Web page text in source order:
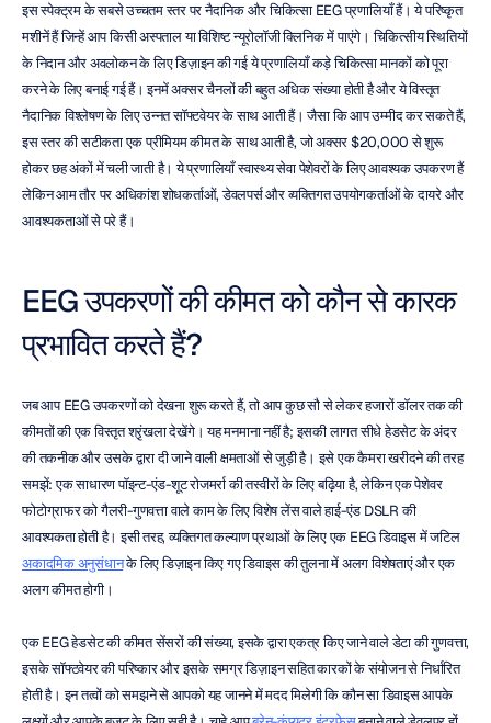
इस स्पेक्ट्रम के सबसे उच्चतम स्तर पर नैदानिक और चिकित्सा EEG प्रणालियाँ हैं। ये परिष्कृत
मशीनें हैं जिन्हें आप किसी अस्पताल या विशिष्ट न्यूरोलॉजी क्लिनिक में पाएंगे। चिकित्सीय स्थितियों
के निदान और अवलोकन के लिए डिज़ाइन की गई ये प्रणालियाँ कड़े चिकित्सा मानकों को पूरा
करने के लिए बनाई गई हैं। इनमें अक्सर चैनलों की बहुत अधिक संख्या होती है और ये विस्तृत
नैदानिक विश्लेषण के लिए उन्नत सॉफ्टवेयर के साथ आती हैं। जैसा कि आप उम्मीद कर सकते हैं,
इस स्तर की सटीकता एक प्रीमियम कीमत के साथ आती है, जो अक्सर $20,000 से शुरू
होकर छह अंकों में चली जाती है। ये प्रणालियाँ स्वास्थ्य सेवा पेशेवरों के लिए आवश्यक उपकरण हैं
लेकिन आम तौर पर अधिकांश शोधकर्ताओं, डेवलपर्स और व्यक्तिगत उपयोगकर्ताओं के दायरे और
आवश्यकताओं से परे हैं।
EEG उपकरणों की कीमत को कौन से कारक
प्रभावित करते हैं?
जब आप EEG उपकरणों को देखना शुरू करते हैं, तो आप कुछ सौ से लेकर हजारों डॉलर तक की
कीमतों की एक विस्तृत श्रृंखला देखेंगे। यह मनमाना नहीं है; इसकी लागत सीधे हेडसेट के अंदर
की तकनीक और उसके द्वारा दी जाने वाली क्षमताओं से जुड़ी है। इसे एक कैमरा खरीदने की तरह
समझें: एक साधारण पॉइन्ट-एंड-शूट रोजमर्रा की तस्वीरों के लिए बढ़िया है, लेकिन एक पेशेवर
फोटोग्राफर को गैलरी-गुणवत्ता वाले काम के लिए विशेष लेंस वाले हाई-एंड DSLR की
आवश्यकता होती है। इसी तरह, व्यक्तिगत कल्याण प्रथाओं के लिए एक EEG डिवाइस में जटिल
अकादमिक अनुसंधान के लिए डिज़ाइन किए गए डिवाइस की तुलना में अलग विशेषताएं और एक
अलग कीमत होगी।
एक EEG हेडसेट की कीमत सेंसरों की संख्या, इसके द्वारा एकत्र किए जाने वाले डेटा की गुणवत्ता,
इसके सॉफ्टवेयर की परिष्कार और इसके समग्र डिज़ाइन सहित कारकों के संयोजन से निर्धारित
होती है। इन तत्वों को समझने से आपको यह जानने में मदद मिलेगी कि कौन सा डिवाइस आपके